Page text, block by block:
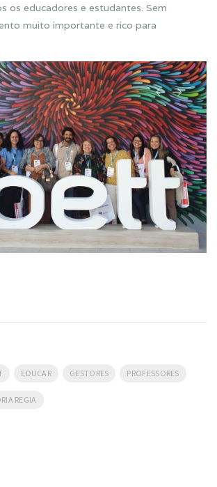
os educadores e estudantes. Sem
muito importante e rico para
Previous
Next
EDUCAR GESTORES PROFESSORES
REGIA